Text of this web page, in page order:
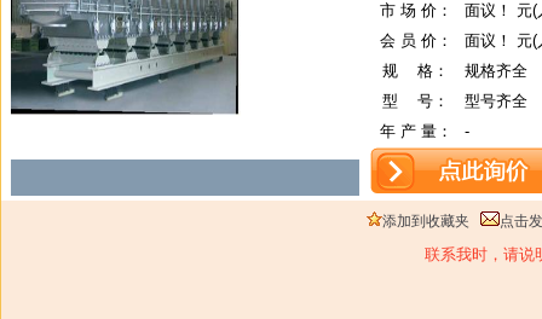
市 场 价：
面议！ 元(
会 员 价：
面议！ 元(
规
格：
规格齐全
型
号：
型号齐全
年 产 量：
-
添加到收藏夹 点击
联系我时，请说